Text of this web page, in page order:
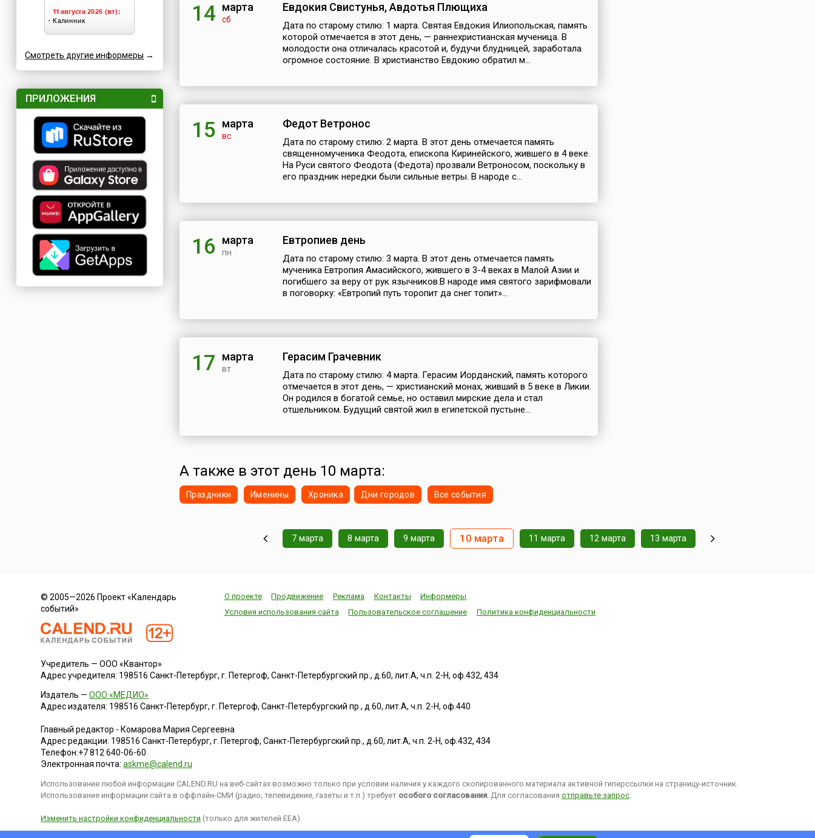
Смотреть другие информеры →
ПРИЛОЖЕНИЯ
14 марта
сб
Евдокия Свистунья, Авдотья Плющиха
Дата по старому стилю: 1 марта. Святая Евдокия Илиопольская, память
которой отмечается в этот день, — раннехристианская мученица. В
молодости она отличалась красотой и, будучи блудницей, заработала
огромное состояние. В христианство Евдокию обратил м...
15 марта
вс
Федот Ветронос
Дата по старому стилю: 2 марта. В этот день отмечается память
священномученика Феодота, епископа Киринейского, жившего в 4 веке.
На Руси святого Феодота (Федота) прозвали Ветроносом, поскольку в
его праздник нередки были сильные ветры. В народе с...
16 марта
пн
Евтропиев день
Дата по старому стилю: 3 марта. В этот день отмечается память
мученика Евтропия Амасийского, жившего в 3-4 веках в Малой Азии и
погибшего за веру от рук язычников.В народе имя святого зарифмовали
в поговорку: «Евтропий путь торопит да снег топит»...
17 марта
вт
Герасим Грачевник
Дата по старому стилю: 4 марта. Герасим Иорданский, память которого
отмечается в этот день, — христианский монах, живший в 5 веке в Ликии.
Он родился в богатой семье, но оставил мирские дела и стал
отшельником. Будущий святой жил в египетской пустыне...
А также в этот день 10 марта:
Праздники Именины Хроника Дни городов Все события
7 марта 8 марта 9 марта 10 марта 11 марта 12 марта 13 марта
© 2005—2026 Проект «Календарь
событий»
О проекте Продвижение Реклама Контакты
Информеры
Условия использования сайта
Пользовательское соглашение Политика конфиденциальности
Учредитель — ООО «Квантор»
Адрес учредителя: 198516 Санкт-Петербург, г. Петергоф, Санкт-Петербургский пр., д.60, лит.А, ч.п. 2-Н, оф.432, 434
Издатель —ООО «МЕДИО»
Адрес издателя: 198516 Санкт-Петербург, г. Петергоф, Санкт-Петербургский пр., д.60, лит.А, ч.п. 2-Н, оф.440
Главный редактор - Комарова Мария Сергеевна
Адрес редакции: 198516 Санкт-Петербург, г. Петергоф,Санкт-Петербургский пр., д.60, лит.А, ч.п. 2-Н, оф.432, 434
Телефон:+7 812 640-06-60
Электронная почта:askme@calend.ru
Использование любой информации CALEND.RU на веб-сайтах возможно только при условии наличия у каждого скопированного материала активной гиперссылки на страницу-источник.
Использование информации сайта в оффлайн-СМИ (радио, телевидение, газеты и т.п.) требует особого согласования. Для согласованияотправьте запрос.
Изменить настройки конфиденциальности (только для жителей EEA).